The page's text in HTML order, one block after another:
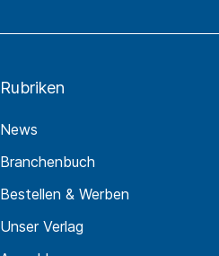
Rubriken
News
Branchenbuch
Bestellen & Werben
Unser Verlag